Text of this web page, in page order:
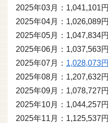
2025年03月：1,041,101円
2025年04月：1,026,089円
2025年05月：1,047,834円
2025年06月：1,037,563円
2025年07月： 1,028,073円
2025年08月：1,207,632円
2025年09月：1,078,727円
2025年10月：1,044,257円
2025年11月：1,125,537円